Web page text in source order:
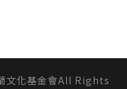
文化基金會All Rights